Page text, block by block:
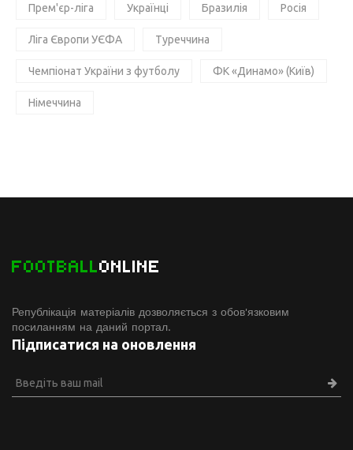
Прем'єр-ліга Українці Бразилія Росія
Ліга Європи УЄФА Туреччина
Чемпіонат України з футболу ФК «Динамо» (Київ)
Німеччина
FOOTBALLONLINE
Републікація матеріалів дозволяється з обов'язковим
посиланням на даний портал.
Підписатися на оновлення